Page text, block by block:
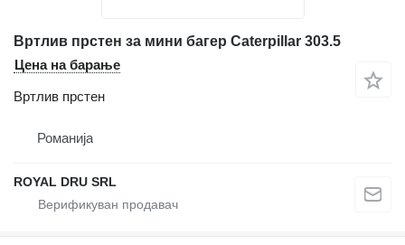
Вртлив прстен за мини багер Caterpillar 303.5
Цена на барање
Вртлив прстен
Романија
ROYAL DRU SRL